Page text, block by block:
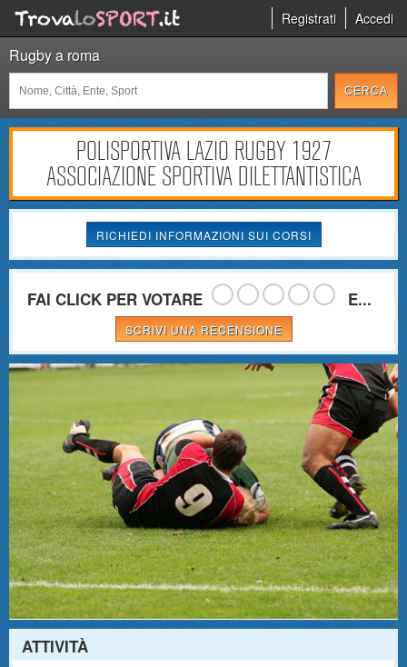
Registrati Accedi
Rugby a roma
POLISPORTIVA LAZIO RUGBY 1927
ASSOCIAZIONE SPORTIVA DILETTANTISTICA
RICHIEDI INFORMAZIONI SUI CORSI
FAI CLICK PER VOTARE E...
SCRIVI UNA RECENSIONE
ATTIVITÀ